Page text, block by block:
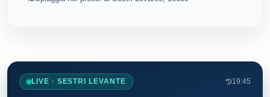
LIVE · SESTRI LEVANTE 19:45